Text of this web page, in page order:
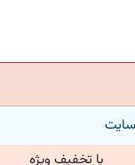
با تخفیف ویژه